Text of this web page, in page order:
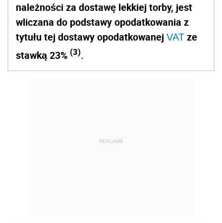
należności za dostawę lekkiej torby, jest
wliczana do podstawy opodatkowania z
tytułu tej dostawy opodatkowanej VAT ze
stawką 23% (3).
REKLAMA